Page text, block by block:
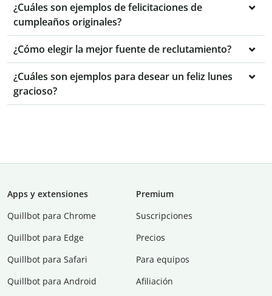
¿Cuáles son ejemplos de felicitaciones de
cumpleaños originales?
¿Cómo elegir la mejor fuente de reclutamiento?
¿Cuáles son ejemplos para desear un feliz lunes
gracioso?
Apps y extensiones
Quillbot para Chrome
Quillbot para Edge
Quillbot para Safari
Quillbot para Android
Premium
Suscripciones
Precios
Para equipos
Afiliación